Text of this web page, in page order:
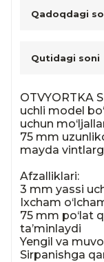
Qadoqdagi
Qutidagi soni
OTVYORTKA
uchli model
uchun
75 mm
mayda
Afzalliklari:
3 mm yassi
Ixcham
75 mm po‘lat
ta’minlaydi
Yengil va
Sirpanishga